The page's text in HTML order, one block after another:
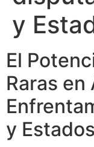
y
El
Raras en
y